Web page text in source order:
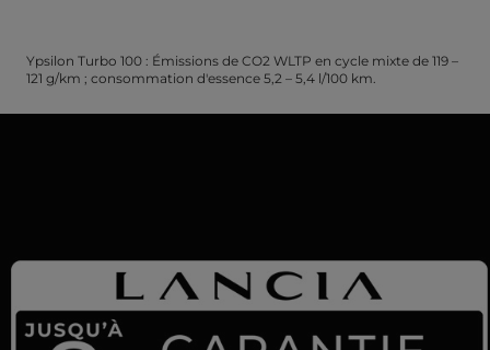
Ypsilon Turbo 100 : Émissions de CO2 WLTP en cycle mixte de 119 –
121 g/km ; consommation d'essence 5,2 – 5,4 l/100 km.